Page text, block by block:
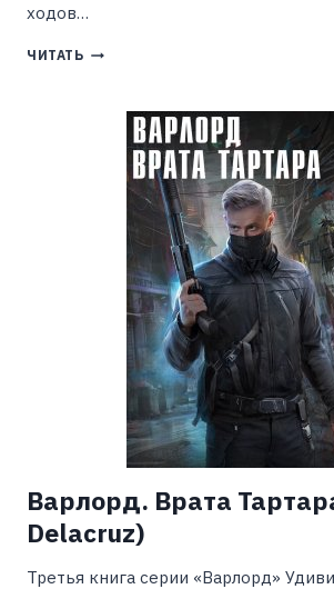
ходов…
ЧИТАТЬ ЦЕНТУМВИР
Варлорд. Врата
Delacruz)
Третья книга серии «Варлорд»